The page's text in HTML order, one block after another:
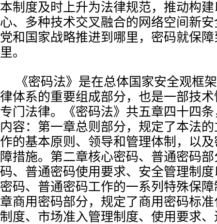
本制度及时上升为法律规范，推动构
心、多种技术交叉融合的网络空间新
党和国家战略推进到哪里，密码就保
里。
《密码法》是在总体国家安全观框
律体系的重要组成部分，也是一部技
专门法律。《密码法》共五章四十四
内容：第一章总则部分，规定了本法
作的基本原则、领导和管理体制，以
障措施。第二章核心密码、普通密码
码、普通密码使用要求、安全管理制
密码、普通密码工作的一系列特殊保
章商用密码部分，规定了商用密码标
制度、市场准入管理制度、使用要求